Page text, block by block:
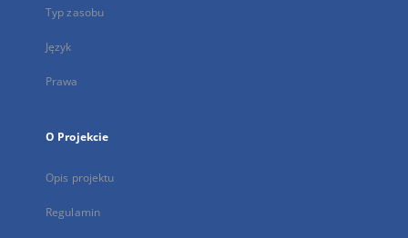
Typ zasobu
Język
Prawa
O Projekcie
Opis projektu
Regulamin